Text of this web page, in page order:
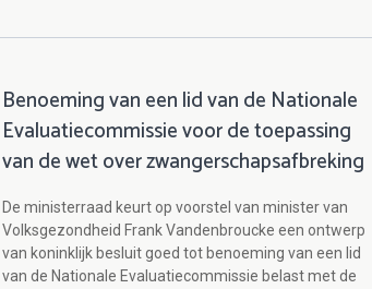
Benoeming van een lid van de Nationale
Evaluatiecommissie voor de toepassing
van de wet over zwangerschapsafbreking
De ministerraad keurt op voorstel van minister van
Volksgezondheid Frank Vandenbroucke een ontwerp
van koninklijk besluit goed tot benoeming van een lid
van de Nationale Evaluatiecommissie belast met de